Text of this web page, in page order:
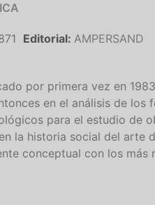
Editorial:AMPERSAND
por primera vez en
en el análisis de
para el estudio de
la historia social del arte
conceptual con los más